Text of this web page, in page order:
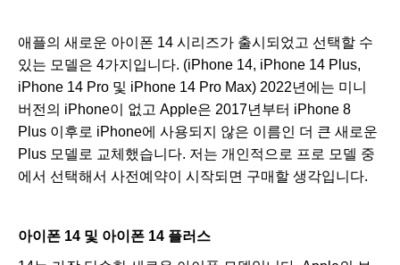
애플의 새로운 아이폰 14 시리즈가 출시되었고 선택할 수
있는 모델은 4가지입니다. (iPhone 14, iPhone 14 Plus,
iPhone 14 Pro 및 iPhone 14 Pro Max) 2022년에는 미니
버전의 iPhone이 없고 Apple은 2017년부터 iPhone 8
Plus 이후로 iPhone에 사용되지 않은 이름인 더 큰 새로운
Plus 모델로 교체했습니다. 저는 개인적으로 프로 모델 중
에서 선택해서 사전예약이 시작되면 구매할 생각입니다.
아이폰 14 및 아이폰 14 플러스